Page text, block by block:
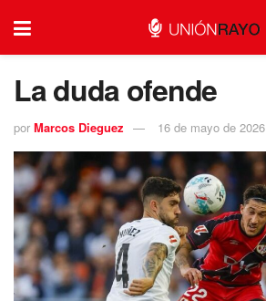
La duda ofende
por Marcos Dieguez 16 de mayo de 2026